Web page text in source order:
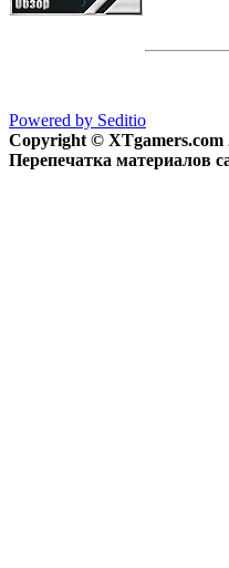
Powered by Seditio
Copyright © XTgamers.com
Перепечатка материалов